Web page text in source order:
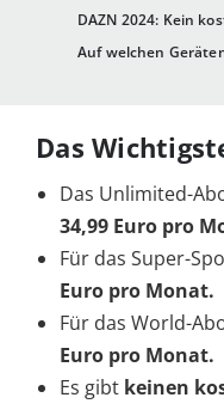
DAZN 2024: Kein
Auf welchen
Das
Das Unlimited-
34,99 Euro pro
Für das Super-
Euro pro Monat.
Für das World-
Euro pro Monat.
Es gibt keinen